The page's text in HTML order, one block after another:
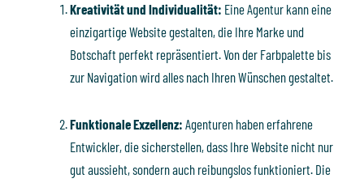
Kreativität und Individualität: Eine Agentur kann eine
einzigartige Website gestalten, die Ihre Marke und
Botschaft perfekt repräsentiert. Von der Farbpalette bis
zur Navigation wird alles nach Ihren Wünschen gestaltet.
Funktionale Exzellenz: Agenturen haben erfahrene
Entwickler, die sicherstellen, dass Ihre Website nicht nur
gut aussieht, sondern auch reibungslos funktioniert. Die